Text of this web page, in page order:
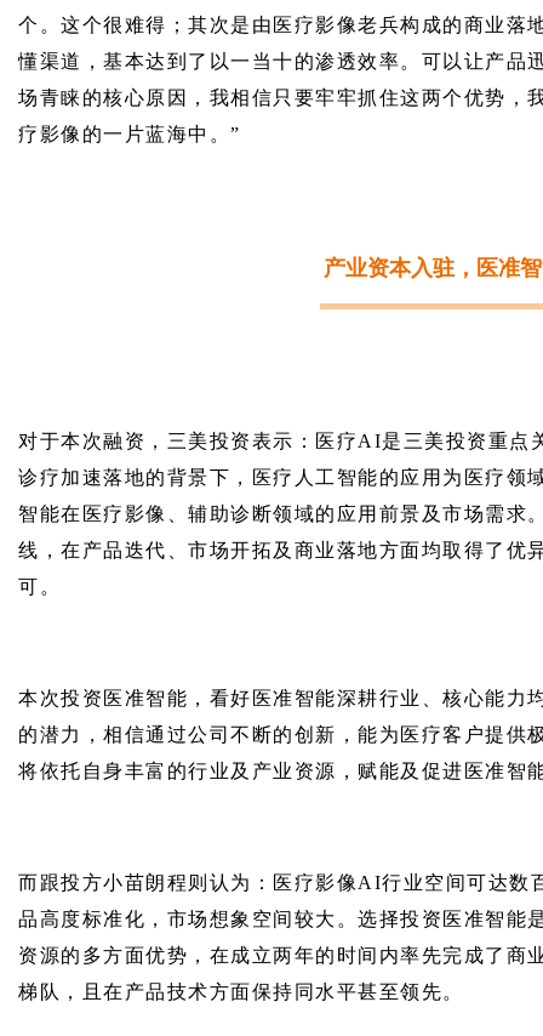
个。这个很难得；其次是由医疗影像老兵构成的商业落
懂渠道，基本达到了以一当十的渗透效率。可以让产品
场青睐的核心原因，我相信只要牢牢抓住这两个优势
疗影像的一片蓝海中。”
产业资本入驻，医准
对于本次融资，三美投资表示：医疗AI是三美投资重
诊疗加速落地的背景下，医疗人工智能的应用为医疗领
智能在医疗影像、辅助诊断领域的应用前景及市场需求
线，在产品迭代、市场开拓及商业落地方面均取得了优
可。
本次投资医准智能，看好医准智能深耕行业、核心能力
的潜力，相信通过公司不断的创新，能为医疗客户提供
将依托自身丰富的行业及产业资源，赋能及促进医准智
而跟投方小苗朗程则认为：医疗影像AI行业空间可达数
品高度标准化，市场想象空间较大。选择投资医准智能
资源的多方面优势，在成立两年的时间内率先完成了商
梯队，且在产品技术方面保持同水平甚至领先。